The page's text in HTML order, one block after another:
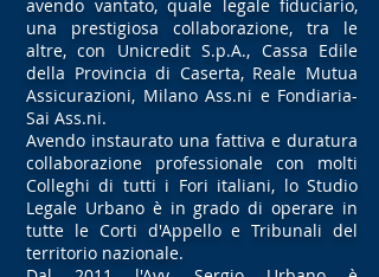
avendo vantato, quale legale fiduciario,
una prestigiosa collaborazione, tra le
altre, con Unicredit S.p.A., Cassa Edile
della Provincia di Caserta, Reale Mutua
Assicurazioni, Milano Ass.ni e Fondiaria-
Sai Ass.ni.
Avendo instaurato una fattiva e duratura
collaborazione professionale con molti
Colleghi di tutti i Fori italiani, lo Studio
Legale Urbano è in grado di operare in
tutte le Corti d'Appello e Tribunali del
territorio nazionale.